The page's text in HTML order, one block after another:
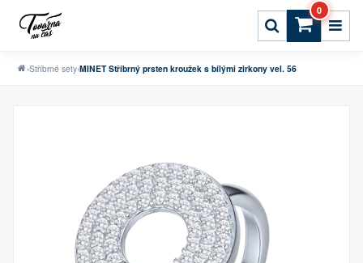
0
›Stříbrné sety›MINET Stříbrný prsten kroužek s bílými zirkony vel. 56